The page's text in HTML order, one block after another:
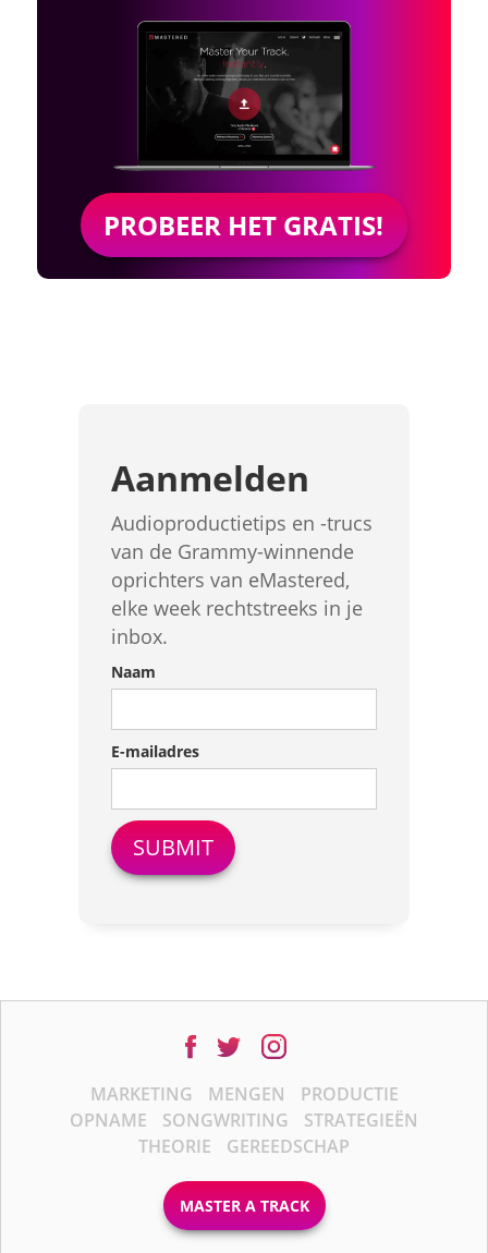
PROBEER HET GRATIS!
Aanmelden
Audioproductietips en -trucs
van de Grammy-winnende
oprichters van eMastered,
elke week rechtstreeks in je
inbox.
Naam
E-mailadres
MARKETING MENGEN
PRODUCTIE
OPNAME
SONGWRITING
STRATEGIEËN
THEORIE
GEREEDSCHAP
MASTER A TRACK